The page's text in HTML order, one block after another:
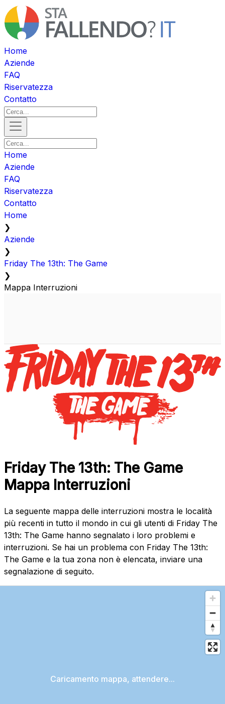
Home
Aziende
FAQ
Riservatezza
Contatto
Home
Aziende
FAQ
Riservatezza
Contatto
Home
❯
Aziende
❯
Friday The 13th: The Game
❯
Mappa Interruzioni
Friday The 13th: The Game
Mappa Interruzioni
La seguente mappa delle interruzioni mostra le località
più recenti in tutto il mondo in cui gli utenti di Friday The
13th: The Game hanno segnalato i loro problemi e
interruzioni. Se hai un problema con Friday The 13th:
The Game e la tua zona non è elencata, inviare una
segnalazione di seguito.
Caricamento mappa, attendere...